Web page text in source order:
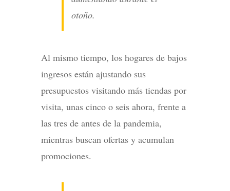
otoño.
Al mismo tiempo, los hogares de bajos
ingresos están ajustando sus
presupuestos visitando más tiendas por
visita, unas cinco o seis ahora, frente a
las tres de antes de la pandemia,
mientras buscan ofertas y acumulan
promociones.